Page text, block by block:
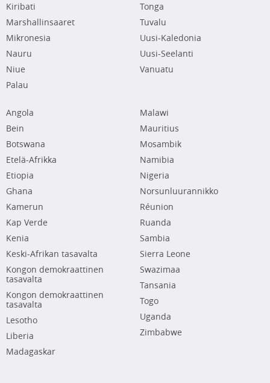
Kiribati
Marshallinsaaret
Mikronesia
Nauru
Niue
Palau
Tonga
Tuvalu
Uusi-Kaledonia
Uusi-Seelanti
Vanuatu
Angola
Bein
Botswana
Etelä-Afrikka
Etiopia
Ghana
Kamerun
Kap Verde
Kenia
Keski-Afrikan tasavalta
Kongon demokraattinen
tasavalta
Kongon demokraattinen
tasavalta
Lesotho
Liberia
Madagaskar
Malawi
Mauritius
Mosambik
Namibia
Nigeria
Norsunluurannikko
Réunion
Ruanda
Sambia
Sierra Leone
Swazimaa
Tansania
Togo
Uganda
Zimbabwe